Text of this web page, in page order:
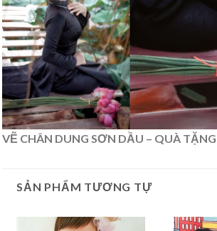
VẼ CHÂN DUNG SƠN DẦU – QUÀ
SẢN PHẨM TƯƠNG TỰ